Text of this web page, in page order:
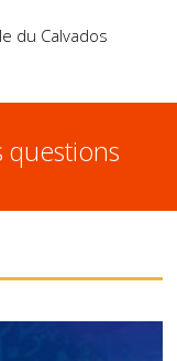
du Calvados
questions